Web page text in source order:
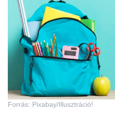
Forrás: Pixabay/Illusztráció!